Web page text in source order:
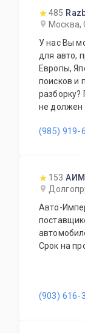
485
Москва,
У нас Вы
для авто,
Европы,
поисков и
разборку?
не должен
отличных
(985) 919-
153
Авто-
Срок на
(903) 616-